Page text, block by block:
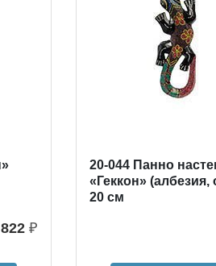
822 ₽
20-044 Панно
«Геккон» (албезия,
20 см